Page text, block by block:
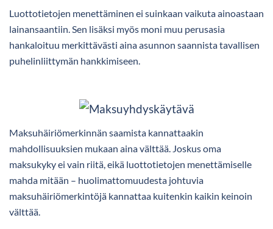
Luottotietojen menettäminen ei suinkaan vaikuta ainoastaan
lainansaantiin. Sen lisäksi myös moni muu perusasia
hankaloituu merkittävästi aina asunnon saannista tavallisen
puhelinliittymän hankkimiseen.
Maksuhäiriömerkinnän saamista kannattaakin
mahdollisuuksien mukaan aina välttää. Joskus oma
maksukyky ei vain riitä, eikä luottotietojen menettämiselle
mahda mitään – huolimattomuudesta johtuvia
maksuhäiriömerkintöjä kannattaa kuitenkin kaikin keinoin
välttää.